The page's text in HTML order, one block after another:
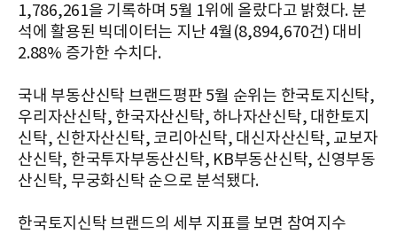
1,786,261을 기록하며 5월 1위에 올랐다고 밝혔다. 분
석에 활용된 빅데이터는 지난 4월(8,894,670건) 대비
2.88% 증가한 수치다.
국내 부동산신탁 브랜드평판 5월 순위는 한국토지신탁,
우리자산신탁, 한국자산신탁, 하나자산신탁, 대한토지
신탁, 신한자산신탁, 코리아신탁, 대신자산신탁, 교보자
산신탁, 한국투자부동산신탁, KB부동산신탁, 신영부동
산신탁, 무궁화신탁 순으로 분석됐다.
한국토지신탁 브랜드의 세부 지표를 보면 참여지수